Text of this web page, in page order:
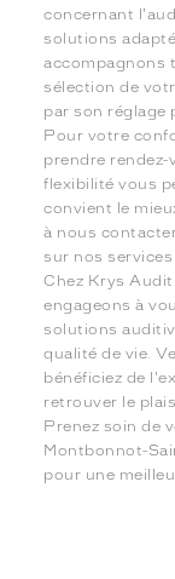
concernant
solutions
accompagnons
sélection de
par son réglage
Pour votre
prendre
flexibilité vous
convient le
à nous
sur nos
Chez Krys
engageons à
solutions
qualité de vie.
bénéficiez de
retrouver le
Prenez soin de
Montbonnot-
pour une